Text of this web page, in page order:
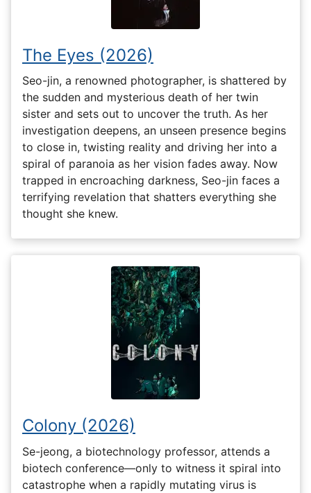
The Eyes (2026)
Seo-jin, a renowned photographer, is shattered by
the sudden and mysterious death of her twin
sister and sets out to uncover the truth. As her
investigation deepens, an unseen presence begins
to close in, twisting reality and driving her into a
spiral of paranoia as her vision fades away. Now
trapped in encroaching darkness, Seo-jin faces a
terrifying revelation that shatters everything she
thought she knew.
Colony (2026)
Se-jeong, a biotechnology professor, attends a
biotech conference—only to witness it spiral into
catastrophe when a rapidly mutating virus is